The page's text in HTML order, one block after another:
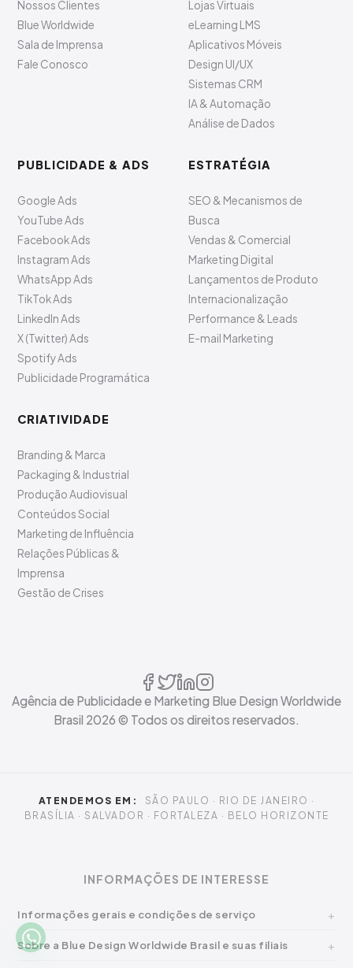
Nossos Clientes
Blue Worldwide
Sala de Imprensa
Fale Conosco
Lojas Virtuais
eLearning LMS
Aplicativos Móveis
Design UI/UX
Sistemas CRM
IA & Automação
Análise de Dados
PUBLICIDADE & ADS
Google Ads
YouTube Ads
Facebook Ads
Instagram Ads
WhatsApp Ads
TikTok Ads
LinkedIn Ads
X (Twitter) Ads
Spotify Ads
Publicidade Programática
ESTRATÉGIA
SEO & Mecanismos de
Busca
Vendas & Comercial
Marketing Digital
Lançamentos de Produto
Internacionalização
Performance & Leads
E-mail Marketing
CRIATIVIDADE
Branding & Marca
Packaging & Industrial
Produção Audiovisual
Conteúdos Social
Marketing de Influência
Relações Públicas &
Imprensa
Gestão de Crises
Agência de Publicidade e Marketing Blue Design Worldwide
Brasil 2026 © Todos os direitos reservados.
ATENDEMOS EM:
SÃO PAULO · RIO DE JANEIRO ·
BRASÍLIA · SALVADOR · FORTALEZA · BELO HORIZONTE
INFORMAÇÕES DE INTERESSE
Informações gerais e condições de serviço
Sobre a Blue Design Worldwide Brasil e suas filiais